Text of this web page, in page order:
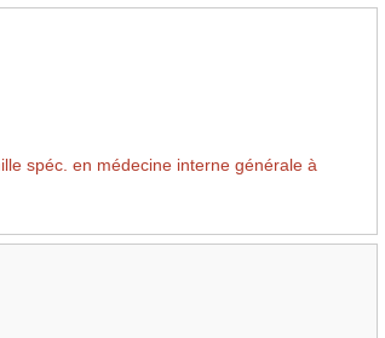
spéc. en médecine interne générale à